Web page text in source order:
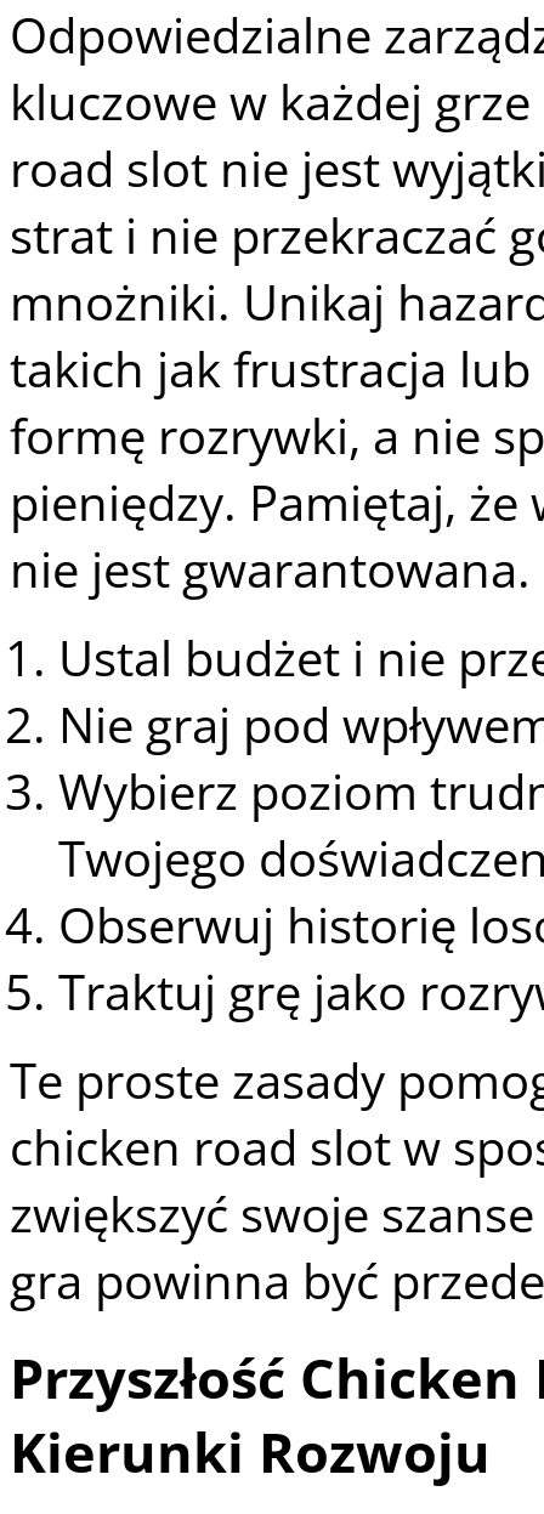
Odpowiedzialne
kluczowe w każdej
road slot nie jest
strat i nie przekraczać
mnożniki. Unikaj
takich jak frustracja
formę rozrywki, a nie
pieniędzy. Pamiętaj,
nie jest gwarantowana.
Ustal budżet i nie
Nie graj pod
Wybierz poziom
Twojego
Obserwuj historię
Traktuj grę jako
Te proste zasady
chicken road slot w
zwiększyć swoje
gra powinna być
Przyszłość
Kierunki Rozwoju